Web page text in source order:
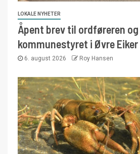
LOKALE NYHETER
Åpent brev til ordføreren og
kommunestyret i Øvre Eiker
6. august 2026 Roy Hansen